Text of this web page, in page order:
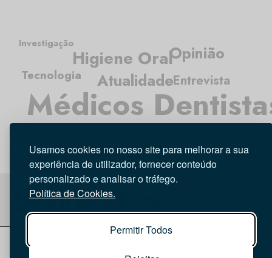
Usamos cookies no nosso site para melhorar a sua
experiência de utilizador, fornecer conteúdo
personalizado e analisar o tráfego.
Política de Cookies.
Permitir Todos
Atualidade
Médicos
Higiene Oral
Entrevista
Opinião
Tecnologia
Investigação
© 2026 Saúde Oral